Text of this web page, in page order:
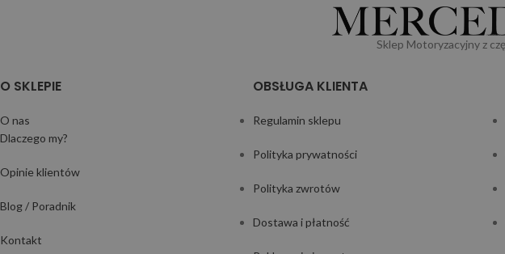
Sklep Motoryzacyjny z
O SKLEPIE
O nas
Dlaczego my?
Opinie klientów
Blog / Poradnik
Kontakt
OBSŁUGA KLIENTA
Regulamin sklepu
Polityka prywatności
Polityka zwrotów
Dostawa i płatność